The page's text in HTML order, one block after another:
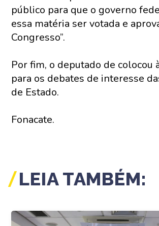
público para que o governo
essa matéria ser votada e
Congresso”.
Por fim, o deputado de colocou
para os debates de interesse
de Estado.
Fonacate.
LEIA TAMBÉM: